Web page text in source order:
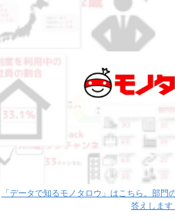
「データで知るモノタロウ」はこちら。部
答えします